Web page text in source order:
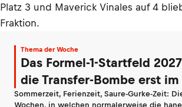
Platz 3 und Maverick Vinales auf 4
Fraktion.
Thema der Woche
Das Formel-1-Startfeld
die Transfer-Bombe erst im
Sommerzeit, Ferienzeit, Saure-Gurke-Zeit:
Wochen, in welchen normalerweise die